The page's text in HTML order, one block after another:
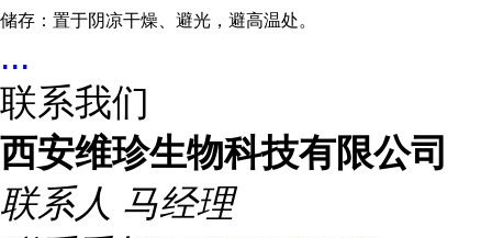
储存：置于阴凉干燥、避光，避高温处。
...
联系我们
西安维珍生物科技有限公司
联系人 马经理